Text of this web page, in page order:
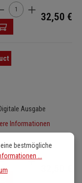
Anzahl: Gib
32,50 €
Ausgabe
Informationen
Anzahl: Gib den
bestmögliche
...